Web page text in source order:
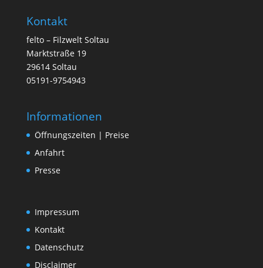
Kontakt
felto – Filzwelt Soltau
Marktstraße 19
29614 Soltau
05191-9754943
Informationen
Öffnungszeiten | Preise
Anfahrt
Presse
Impressum
Kontakt
Datenschutz
Disclaimer